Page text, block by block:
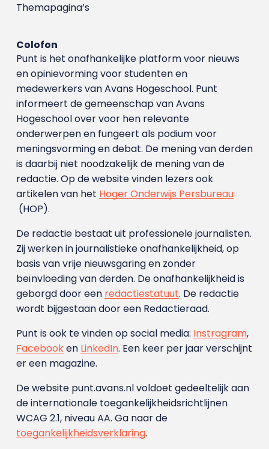
Themapagina’s
Colofon
Punt is het onafhankelijke platform voor nieuws
en opinievorming voor studenten en
medewerkers van Avans Hoge­school. Punt
informeert de gemeenschap van Avans
Hogeschool over voor hen relevante
onderwerpen en fungeert als podium voor
meningsvorming en debat. De mening van derden
is daarbij niet noodzakelijk de mening van de
redactie. Op de website vinden lezers ook
artikelen van het Hoger Onderwijs Persbureau
(HOP).
De redactie bestaat uit professionele journalisten.
Zij werken in journalistieke onafhankelijkheid, op
basis van vrije nieuwsgaring en zonder
beïnvloeding van derden. De onafhankelijkheid is
geborgd door een redactiestatuut. De redactie
wordt bijgestaan door een Redactieraad.
Punt is ook te vinden op social media: Instragram,
Facebooken LinkedIn. Een keer per jaar verschijnt
er een magazine.
De website punt.avans.nl voldoet gedeeltelijk aan
de internationale toegankelijkheidsrichtlijnen
WCAG 2.1, niveau AA. Ga naar de
toegankelijkheidsverklaring.